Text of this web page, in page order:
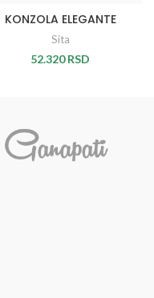
KONZOLA ELEGANTE
Sita
52.320RSD